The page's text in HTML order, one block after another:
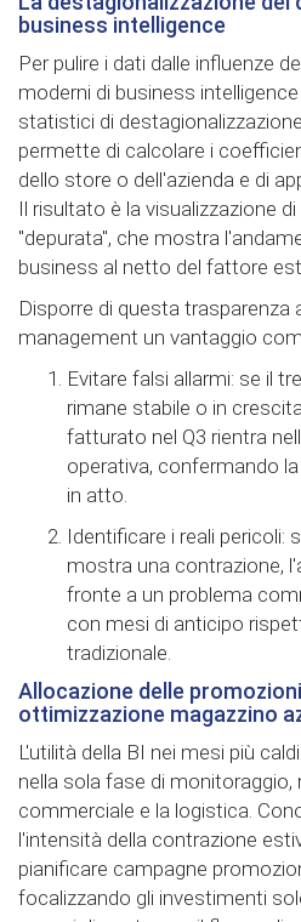
business intelligence
Per pulire i dati dalle influenze
moderni di business
statistici di
permette di calcolare i
dello store o dell'azienda e di
Il risultato è la visualizzazione
"depurata", che mostra
business al netto del fattore
Disporre di questa trasparenza
management un vantaggio
Evitare falsi allarmi: se il
rimane stabile o in
fatturato nel Q3 rientra
operativa, confermando
in atto.
Identificare i reali pericoli:
mostra una contrazione,
fronte a un problema
con mesi di anticipo
tradizionale.
Allocazione delle
ottimizzazione magazzino
L'utilità della BI nei mesi più
nella sola fase di monitoraggio,
commerciale e la logistica.
l'intensità della contrazione
pianificare campagne
focalizzando gli investimenti